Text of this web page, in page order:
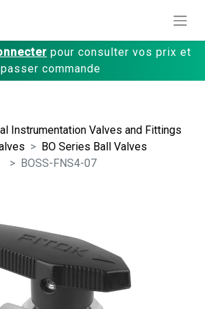
pour consulter vos prix et
passer commande
Instrumentation Valves and Fittings
BO Series Ball Valves
BOSS-FNS4-07